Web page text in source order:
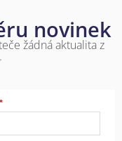
novinek
žádná aktualita z